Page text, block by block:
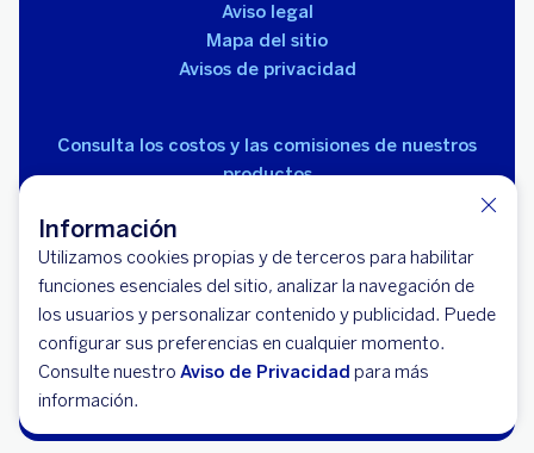
Información
Utilizamos cookies propias y de terceros para habilitar
funciones esenciales del sitio, analizar la navegación de
los usuarios y personalizar contenido y publicidad. Puede
configurar sus preferencias en cualquier momento.
Consulte nuestro Aviso de Privacidad para más
información.
Aviso legal
Mapa del sitio
Avisos de privacidad
Consulta los costos y las comisiones de nuestros
productos
© 2026 BBVA México, S.A., Institución de Banca
Múltiple, Grupo Financiero BBVA México. Avenida Paseo
de la Reforma 510, colonia Juárez, código postal 06600,